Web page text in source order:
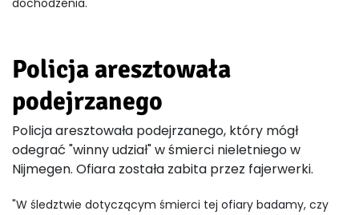
Policja aresztowała
podejrzanego
Policja aresztowała podejrzanego, który mógł
odegrać "winny udział" w śmierci nieletniego w
Nijmegen. Ofiara została zabita przez fajerwerki.
"W śledztwie dotyczącym śmierci tej ofiary badamy, czy